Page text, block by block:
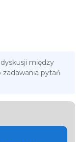
między
pytań